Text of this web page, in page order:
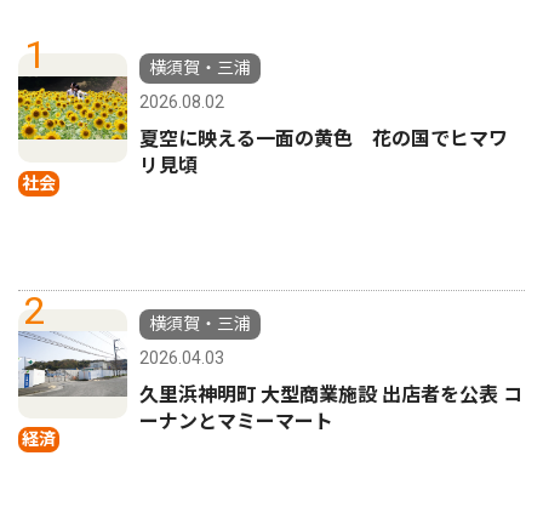
1
社会
横須賀・三浦
2026.08.02
夏空に映える一面の黄色 花の国でヒマワ
リ見頃
2
経済
横須賀・三浦
2026.04.03
久里浜神明町 大型商業施設 出店者を公表 コ
ーナンとマミーマート